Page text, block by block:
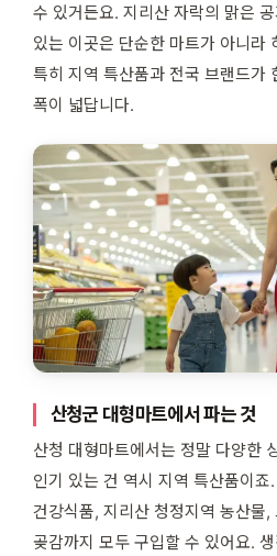
수 있거든요. 지리산 자락의 맑은
있는 이곳은 단순한 마트가 아니라
특히 지역 특산품과 전국 브랜드가
폭이 넓답니다.
산청군 대형마트에서 파는 것
산청 대형마트에서는 정말 다양한
인기 있는 건 역시 지역 특산품이
건강식품, 지리산 청정지역 농산물,
곶감까지 모두 구입할 수 있어요.